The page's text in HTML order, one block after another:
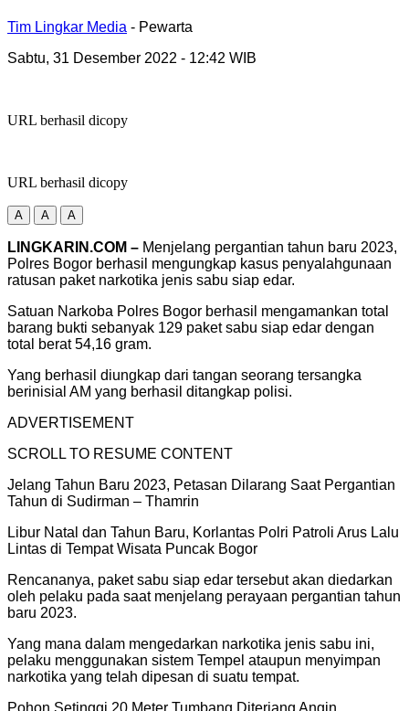
Tim Lingkar Media - Pewarta
Sabtu, 31 Desember 2022 - 12:42 WIB
URL berhasil dicopy
URL berhasil dicopy
A A A
LINGKARIN.COM – Menjelang pergantian tahun baru 2023,
Polres Bogor berhasil mengungkap kasus penyalahgunaan
ratusan paket narkotika jenis sabu siap edar.
Satuan Narkoba Polres Bogor berhasil mengamankan total
barang bukti sebanyak 129 paket sabu siap edar dengan
total berat 54,16 gram.
Yang berhasil diungkap dari tangan seorang tersangka
berinisial AM yang berhasil ditangkap polisi.
ADVERTISEMENT
SCROLL TO RESUME CONTENT
Jelang Tahun Baru 2023, Petasan Dilarang Saat Pergantian
Tahun di Sudirman – Thamrin
Libur Natal dan Tahun Baru, Korlantas Polri Patroli Arus Lalu
Lintas di Tempat Wisata Puncak Bogor
Rencananya, paket sabu siap edar tersebut akan diedarkan
oleh pelaku pada saat menjelang perayaan pergantian tahun
baru 2023.
Yang mana dalam mengedarkan narkotika jenis sabu ini,
pelaku menggunakan sistem Tempel ataupun menyimpan
narkotika yang telah dipesan di suatu tempat.
Pohon Setinggi 20 Meter Tumbang Diterjang Angin